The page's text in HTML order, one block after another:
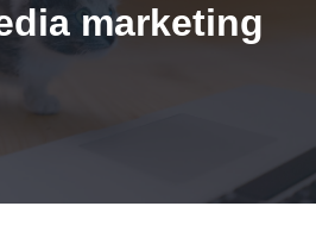
marketing